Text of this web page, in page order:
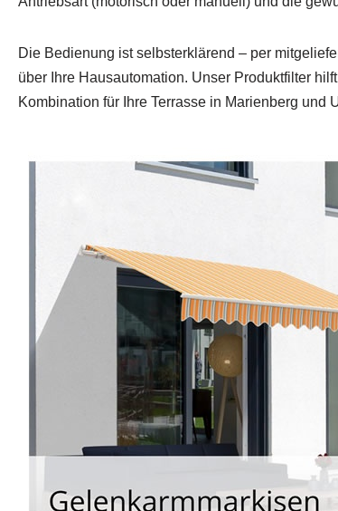
Die Bedienung ist selbsterklärend – per
über Ihre Hausautomation. Unser Produktfilter
Kombination für Ihre Terrasse in Marienberg und